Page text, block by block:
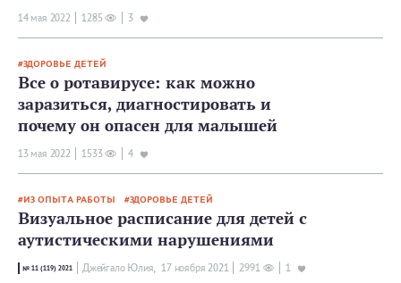
14 мая 2022 1285 3
ЗДОРОВЬЕ ДЕТЕЙ
Все о ротавирусе: как можно
заразиться, диагностировать и
почему он опасен для малышей
13 мая 2022 1533 4
ИЗ ОПЫТА РАБОТЫ ЗДОРОВЬЕ ДЕТЕЙ
Визуальное расписание для детей с
аутистическими нарушениями
№ 11 (119) 2021 Джейгало Юлия, 17 ноября 2021 2991 1